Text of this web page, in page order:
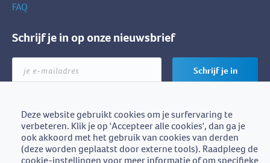
FAQ
Schrijf je in op onze nieuwsbrief
mailadres
Schrijf je in
Edfin is een initiatief van
BZB-Fedafin
Deze website gebruikt cookies om je surfervaring te
verbeteren. Klik je op 'Accepteer alle cookies', dan ga je
ook akkoord met het gebruik van cookies van derden
(deze worden geplaatst door externe tools). Raadpleeg de
cookie-instellingen voor meer informatie of om specifieke